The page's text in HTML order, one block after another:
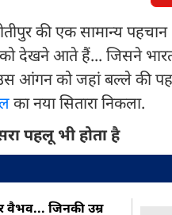
की एक सामान्य
देखने आते हैं... जिसने
आंगन को जहां बल्ले की
का नया सितारा निकला.
पहलू भी होता है
वैभव... जिनकी उम्र